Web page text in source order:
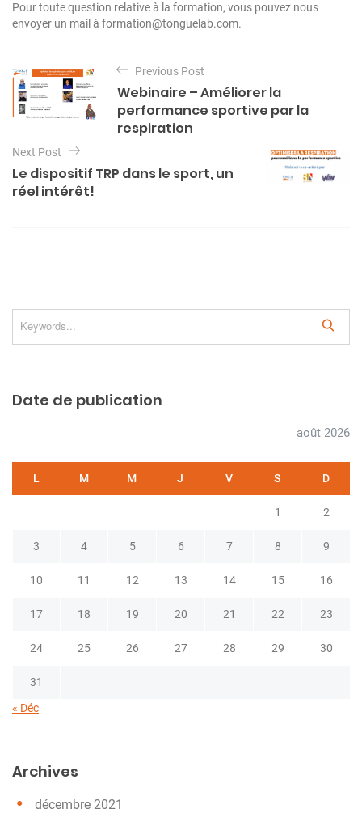
Pour toute question relative à la formation, vous pouvez nous
envoyer un mail à formation@tonguelab.com.
a
v
g
a
t
d
e
l
a
i
c
Previous Post
Webinaire – Améliorer la
performance sportive par la
respiration
Next Post
Le dispositif TRP dans le sport, un
réel intérêt!
e
Date de publication
août 2026
L M M J V S D
1 2
3 4 5 6 7 8 9
10 11 12 13 14 15 16
17 18 19 20 21 22 23
24 25 26 27 28 29 30
31
« Déc
Archives
décembre 2021